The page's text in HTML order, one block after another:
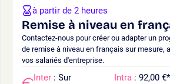
Remise à niveau en
Contactez-nous pour créer ou adapter un
de remise à niveau en français sur mesure,
vos salariés d'entreprise.
à partir de 2 heures
Inter : Sur
Intra : 92,00 €*